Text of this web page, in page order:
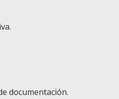
documentación.